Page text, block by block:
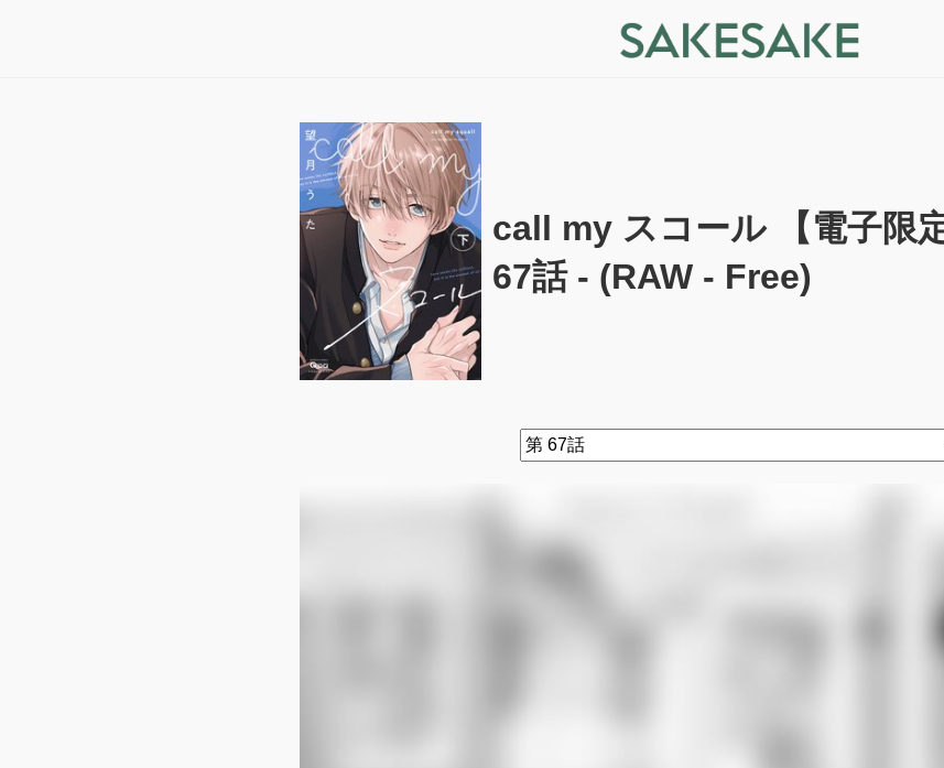
call my スコール 【電子限
67話 - (RAW - Free)